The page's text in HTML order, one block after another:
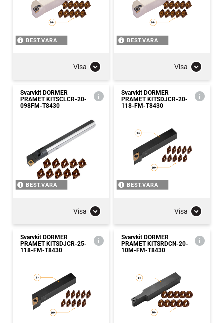
BEST.VARA
Visa
BEST.VARA
Visa
Svarvkit DORMER
PRAMET KITSCLCR-20-
098FM-T8430
BEST.VARA
Visa
Svarvkit DORMER
PRAMET KITSDJCR-20-
118-FM-T8430
BEST.VARA
Visa
Svarvkit DORMER
PRAMET KITSDJCR-25-
118-FM-T8430
Svarvkit DORMER
PRAMET KITSRDCN-20-
10M-FM-T8430